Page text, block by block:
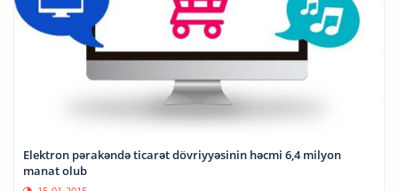
Elektron pərakəndə ticarət dövriyyəsinin həcmi 6,4 milyon
manat olub